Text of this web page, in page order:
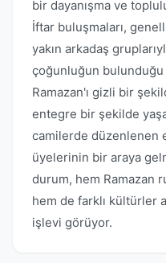
bir dayanışma ve
İftar buluşmaları,
yakın arkadaş
çoğunluğun
Ramazan'ı gizli bir
entegre bir şekilde
camilerde düzenlenen
üyelerinin bir araya
durum, hem Ramazan
hem de farklı kültürler
işlevi görüyor.